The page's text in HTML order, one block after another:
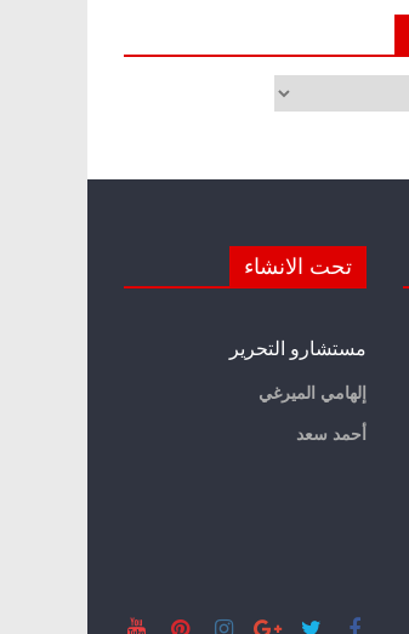
تحت الانشاء
مستشارو التحرير
إلهامي الميرغي
أحمد سعد